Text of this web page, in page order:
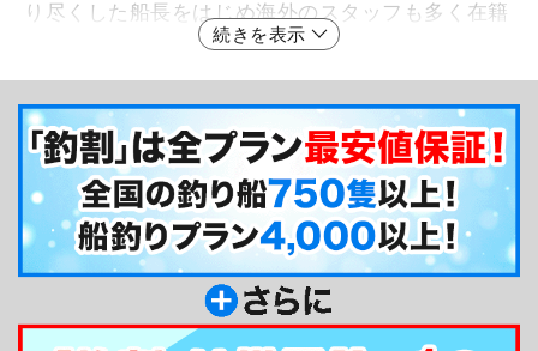
り尽くした船長をはじめ海外のスタッフも多く在籍
していまので海外からご利用いただく方もスムーズ
にご案内できます。船は、英国から輸入されたRIB
ボート（リジッド・インフレータブル・ボート）と
呼ばれる特殊なものです。観光的なご利用が最適な
のはもちろん、色んな船に乗ってこられた釣り上級
者の方には経験したことがない景色で釣りを楽しん
でいただけると思います！またレインウエア、長
靴、釣り具のレンタルが全て無料なのも魅力で
す！！
続きを表示